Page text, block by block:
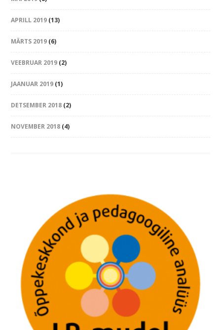
APRILL 2019 (13)
MÄRTS 2019 (6)
VEEBRUAR 2019 (2)
JAANUAR 2019 (1)
DETSEMBER 2018 (2)
NOVEMBER 2018 (4)